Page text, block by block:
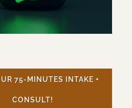
75-MINUTES INTAKE +
CONSULT!